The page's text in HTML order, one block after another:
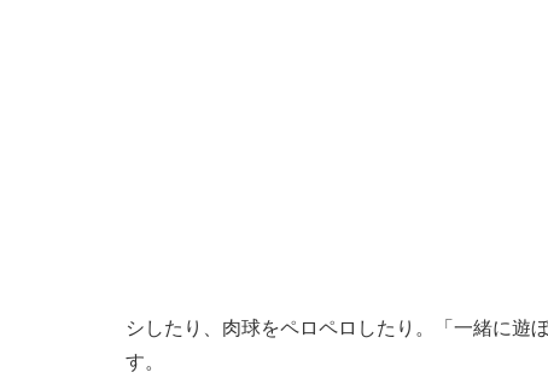
シしたり、肉球をペロペロしたり。「一緒に遊
す。